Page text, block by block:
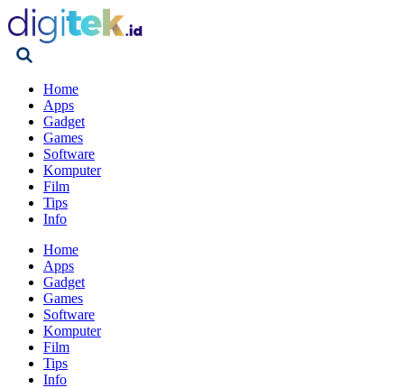
Home
Apps
Gadget
Games
Software
Komputer
Film
Tips
Info
Home
Apps
Gadget
Games
Software
Komputer
Film
Tips
Info